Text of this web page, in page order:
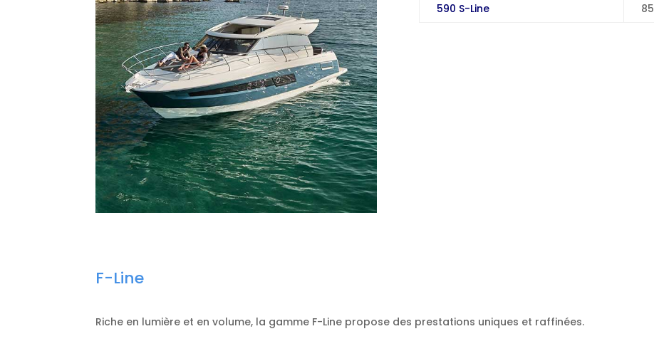
590 S-Line
85
F-Line
Riche en lumière et en volume, la gamme F-Line propose des prestations uniques et raffinées.